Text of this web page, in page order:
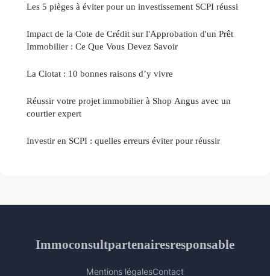
Les 5 pièges à éviter pour un investissement SCPI réussi
Impact de la Cote de Crédit sur l'Approbation d'un Prêt
Immobilier : Ce Que Vous Devez Savoir
La Ciotat : 10 bonnes raisons d’y vivre
Réussir votre projet immobilier à Shop Angus avec un
courtier expert
Investir en SCPI : quelles erreurs éviter pour réussir
Immoconsultpartenairesresponsable
Mentions légalesContact